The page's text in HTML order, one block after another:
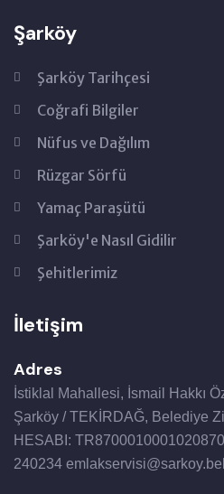
Şarköy
Şarköy Tarihçesi
Coğrafi Bilgiler
Nüfus ve Dağılım
Rüzgar Sörfü
Yamaç Paraşütü
Şarköy'e Nasıl Gidilir
Şehitlerimiz
İletişim
Adres
İstiklal Mahallesi, İsmail Hakkı
Şarköy / TEKİRDAĞ, Belediye
HESABI:
240234